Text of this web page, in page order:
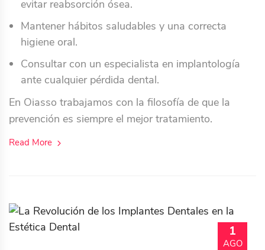
evitar reabsorción ósea.
Mantener hábitos saludables y una correcta
higiene oral.
Consultar con un especialista en implantología
ante cualquier pérdida dental.
En Oiasso trabajamos con la filosofía de que la
prevención es siempre el mejor tratamiento.
Read More
1
AGO